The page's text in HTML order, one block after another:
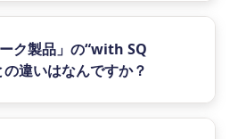
ク製品」の“with SQ
の違いはなんですか？